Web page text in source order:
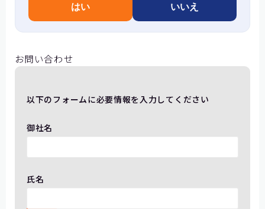
はい いいえ
お問い合わせ
以下のフォームに必要情報を入力してください
御社名
氏名